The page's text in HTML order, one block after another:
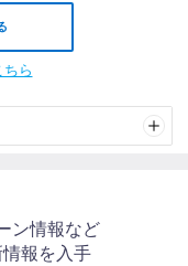
ちら
よって、お使いになれ
が異なります。詳細はサ
ン情報など
報を入手